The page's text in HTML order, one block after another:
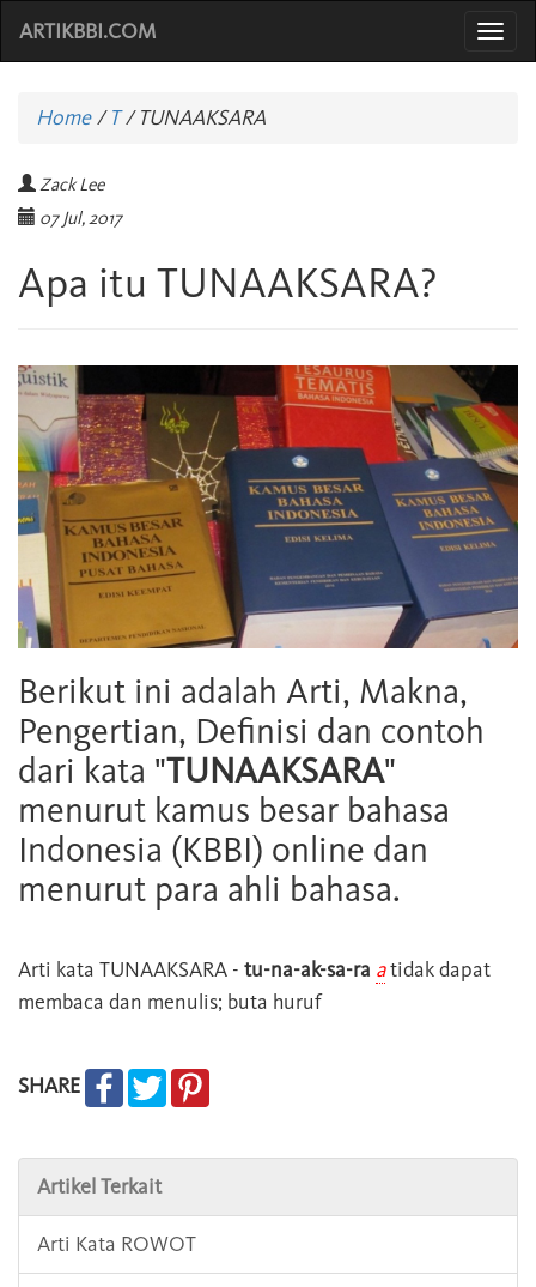
ARTIKBBI.COM
Home/T /TUNAAKSARA
Zack Lee
07 Jul, 2017
Apa itu TUNAAKSARA?
Berikut ini adalah Arti, Makna,
Pengertian, Definisi dan contoh
dari kata "TUNAAKSARA"
menurut kamus besar bahasa
Indonesia (KBBI) online dan
menurut para ahli bahasa.
Arti kata TUNAAKSARA - tu-na-ak-sa-ra atidak dapat
membaca dan menulis; buta huruf
SHARE
Artikel Terkait
Arti Kata ROWOT